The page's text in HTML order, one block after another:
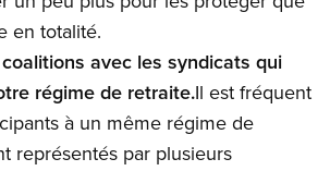
en totalité.
avec les syndicats qui
régime de retraite.Il est fréquent
à un même régime de
représentés par plusieurs